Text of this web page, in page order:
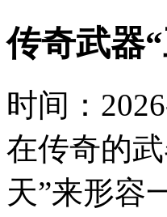
传奇武器
时间：
在传奇的
天”来形容